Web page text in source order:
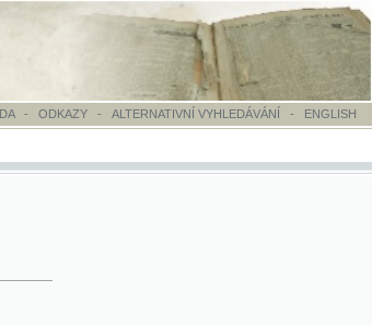
ALTERNATIVNÍ VYHLEDÁVÁNÍ- ENGLISH